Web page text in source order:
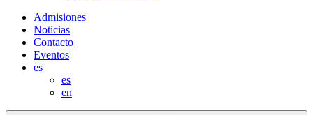
Admisiones
Noticias
Contacto
Eventos
es
es
en